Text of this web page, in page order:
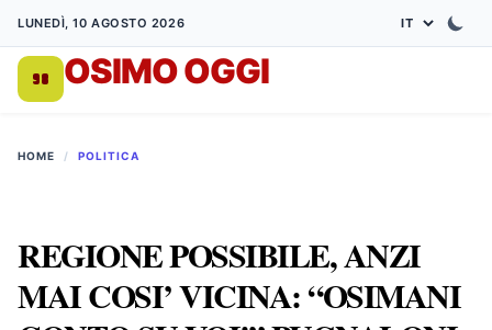
LUNEDÌ, 10 AGOSTO 2026
OSIMO OGGI
HOME / POLITICA
REGIONE POSSIBILE, ANZI
MAI COSI’ VICINA: “OSIMANI